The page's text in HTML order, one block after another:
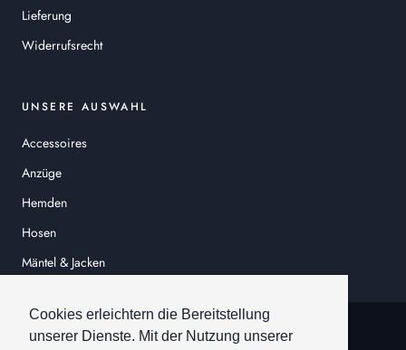
Cookies erleichtern die Bereitstellung
unserer Dienste. Mit der Nutzung unserer
Lieferung
Widerrufsrecht
UNSERE AUSWAHL
Accessoires
Anzüge
Hemden
Hosen
Mäntel & Jacken
© HEINER SCHNEIDER